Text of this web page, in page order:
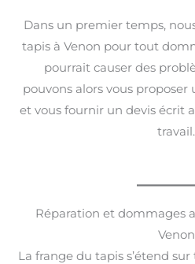
Dans un premier temps,
tapis à Venon pour tout
pourrait causer des
pouvons alors vous
et vous fournir un devis écrit
travail.
Réparation et dommages
Venon
La frange du tapis s’étend